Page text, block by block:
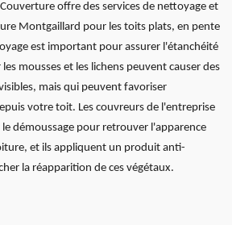
offre des services de nettoyage et
Montgaillard pour les toits plats, en pente
est important pour assurer l'étanchéité
mousses et les lichens peuvent causer des
mais qui peuvent favoriser
votre toit. Les couvreurs de l'entreprise
démoussage pour retrouver l'apparence
et ils appliquent un produit anti-
la réapparition de ces végétaux.